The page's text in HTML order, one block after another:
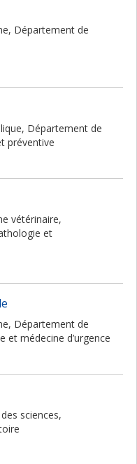
Département de
Département de
préventive
vétérinaire,
et
Département de
et médecine d’urgence
sciences,